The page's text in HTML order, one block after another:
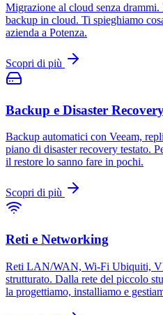
Migrazione al cloud senza
backup in cloud. Ti spieghiamo
azienda a Potenza.
Scopri di più
Backup e Disaster
Backup automatici con Veeam,
piano di disaster recovery testato.
il restore lo sanno fare in pochi.
Scopri di più
Reti e Networking
Reti LAN/WAN, Wi-Fi Ubiquiti,
strutturato. Dalla rete del piccolo
la progettiamo, installiamo e